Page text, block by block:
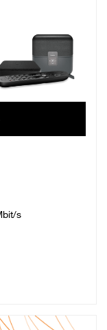
mois, Engagement 12 mois
s